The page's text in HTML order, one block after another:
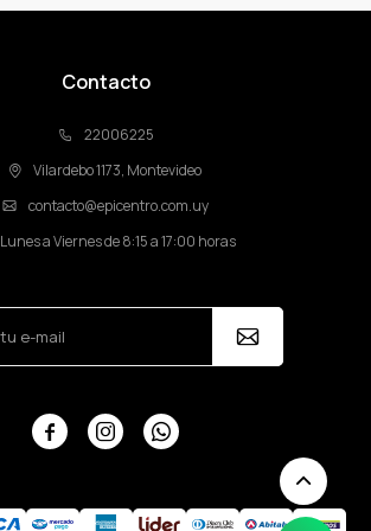
Contacto
22006225
Vilardebo 1173, Montevideo
contacto@epicentro.com.uy
Lunes a Viernes de 8:15 a 17:00 horas
  